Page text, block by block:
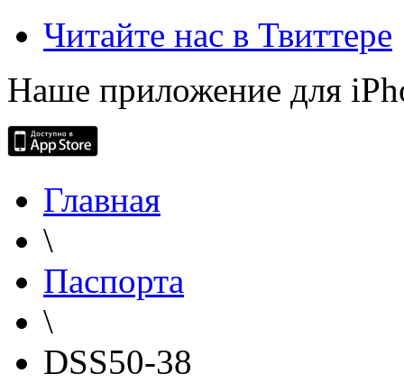
Читайте нас в Твиттере
Наше приложение для
Главная
\
Паспорта
\
DSS50-38